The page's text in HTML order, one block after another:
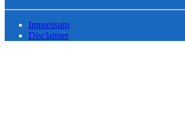
Impressum
Disclaimer